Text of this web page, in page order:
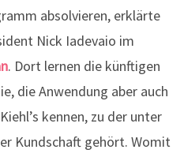
absolvieren, erklärte
Nick Iadevaio im
. Dort lernen die künftigen
die Anwendung aber auch
kennen, zu der unter
Kundschaft gehört. Womit